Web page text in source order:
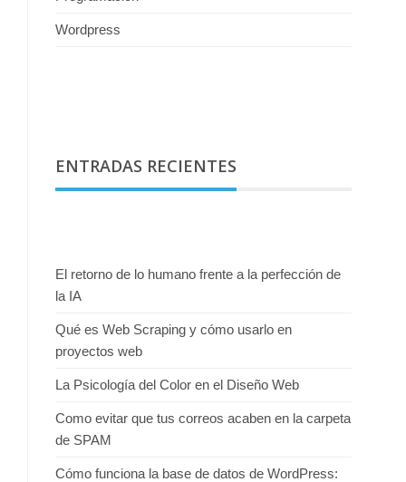
Wordpress
ENTRADAS RECIENTES
El retorno de lo humano frente a la perfección de
la IA
Qué es Web Scraping y cómo usarlo en
proyectos web
La Psicología del Color en el Diseño Web
Como evitar que tus correos acaben en la carpeta
de SPAM
Cómo funciona la base de datos de WordPress: